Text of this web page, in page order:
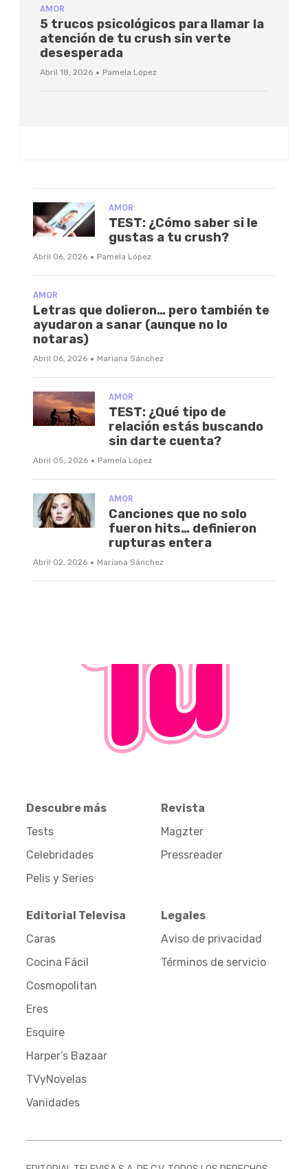
AMOR
5 trucos psicológicos para llamar la
atención de tu crush sin verte
desesperada
Abril 18, 2026 · Pamela López
AMOR
TEST: ¿Cómo saber si le
gustas a tu crush?
Abril 06, 2026 · Pamela López
AMOR
Letras que dolieron… pero también te
ayudaron a sanar (aunque no lo
notaras)
Abril 06, 2026 · Mariana Sánchez
AMOR
TEST: ¿Qué tipo de
relación estás buscando
sin darte cuenta?
Abril 05, 2026 · Pamela López
AMOR
Canciones que no solo
fueron hits… definieron
rupturas entera
Abril 02, 2026 · Mariana Sánchez
Descubre más
Tests
Celebridades
Pelis y Series
Revista
Magzter
Pressreader
Editorial Televisa
Caras
Cocina Fácil
Cosmopolitan
Eres
Esquire
Harper’s Bazaar
TVyNovelas
Vanidades
Legales
Aviso de privacidad
Términos de servicio